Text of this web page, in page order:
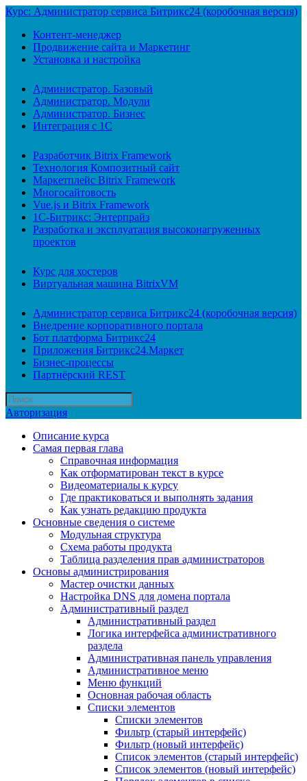
Курс: Администратор сервиса Битрикс24 (коробочная версия)
Контент-менеджер
Продвижение сайта и Маркетинг
Установка и настройка
Администратор. Базовый
Администратор. Модули
Администратор. Бизнес
Интеграция с 1С
Разработчик Bitrix Framework
Технология Композитный сайт
Маркетплейс Bitrix Framework
Многосайтовость
Vue.js и Bitrix Framework
1С-Битрикс: Энтерпрайз
Разработка и эксплуатация высоконагруженных
проектов
Курс для хостеров
Виртуальная машина BitrixVM
Администратор сервиса Битрикс24 (коробочная версия)
Внедрение корпоративного портала
Бот платформа Битрикс24
Приложения Битрикс24.Маркет
Бизнес-процессы
Партнёрский REST
Авторизация
Описание курса
Самая первая глава
Справочная информация
Как отформатирован текст в курсе
Видеоматериалы к курсу
Где практиковаться и выполнять задания
Как узнать редакцию продукта
Основные сведения о системе
Модульная структура
Схема работы продукта
Таблица разделения прав администраторов
Основы администрирования
Мастер очистки данных
Настройка DNS для домена портала
Административный раздел
Административный раздел
Логика интерфейса административного
раздела
Административная панель управления
Административное меню
Меню функций
Основная рабочая область
Списки элементов
Списки элементов
Фильтр (старый интерфейс)
Фильтр (новый интерфейс)
Список элементов (старый интерфейс)
Список элементов (новый интерфейс)